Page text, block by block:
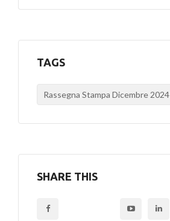
TAGS
Rassegna Stampa Dicembre 2024
SHARE THIS